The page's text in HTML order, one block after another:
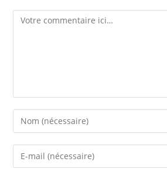
Comment
Enter
your
name
Enter
your